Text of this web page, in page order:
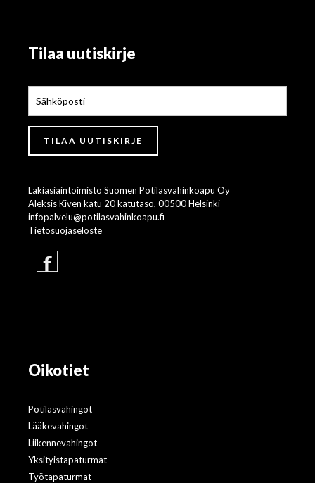
Tilaa uutiskirje
Lakiasiaintoimisto Suomen Potilasvahinkoapu Oy
Aleksis Kiven katu 20 katutaso, 00500 Helsinki
infopalvelu@potilasvahinkoapu.fi
Tietosuojaseloste
Oikotiet
Potilasvahingot
Lääkevahingot
Liikennevahingot
Yksityistapaturmat
Työtapaturmat